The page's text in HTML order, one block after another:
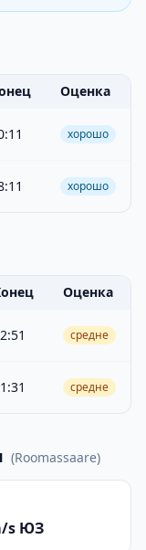
Оценка
хорошо
хорошо
Оценка
средне
средне
(Roomassaare)
s ЮЗ